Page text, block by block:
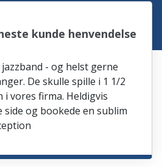
kunde henvendelse
- og helst gerne
De skulle spille i 1 1/2
vores firma. Heldigvis
side og bookede en sublim